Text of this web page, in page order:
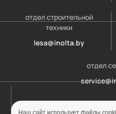
отдел строительной
техники
lesa@inolta.by
отдел
Наш сайт использует файлы